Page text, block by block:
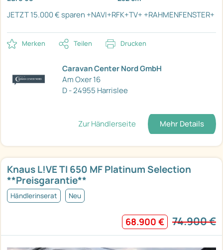
JETZT 15.000 € sparen +NAVI+RFK+TV+ +RAHMENFENSTER+
Merken Teilen Drucken
Caravan Center Nord GmbH
Am Oxer 16
D - 24955 Harrislee
Zur Händlerseite Mehr Details
Knaus L!VE TI 650 MF Platinum Selection
**Preisgarantie**
Händlerinserat Neu
68.900 € 74.900 €